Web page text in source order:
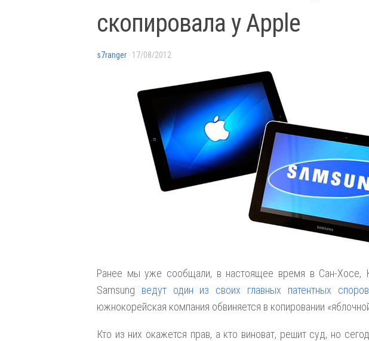
скопировала у Apple
s7ranger · 17/08/2012
Ранее мы уже сообщали, в настоящее время в Сан-Хосе,
Samsung ведут один из своих главных патентных споров
южнокорейская компания обвиняется в копировании
Кто из них окажется прав, а кто виноват, решит суд, но